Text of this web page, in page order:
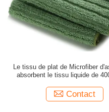
Le tissu de plat de Microfiber
absorbent le tissu liquide de
Contact